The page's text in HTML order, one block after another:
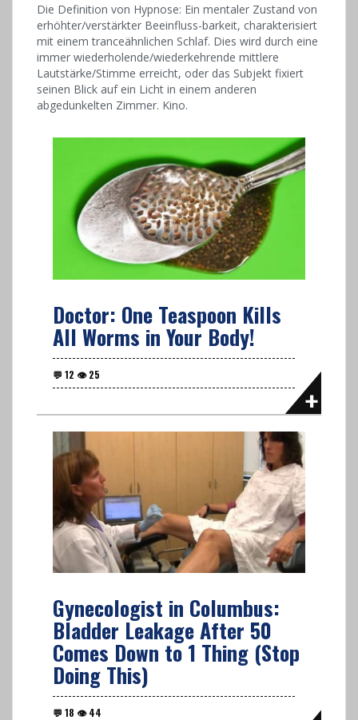
Die Definition von Hypnose: Ein mentaler Zustand von
erhöhter/verstärkter Beeinfluss-barkeit, charakterisiert
mit einem tranceähnlichen Schlaf. Dies wird durch eine
immer wiederholende/wiederkehrende mittlere
Lautstärke/Stimme erreicht, oder das Subjekt fixiert
seinen Blick auf ein Licht in einem anderen
abgedunkelten Zimmer. Kino.
Doctor: One Teaspoon Kills
All Worms in Your Body!
Gynecologist in Columbus:
Bladder Leakage After 50
Comes Down to 1 Thing (Stop
Doing This)